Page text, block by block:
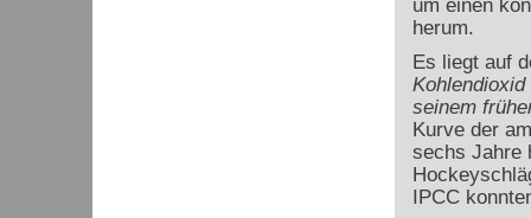
um einen
herum.
Es liegt auf
seinem
Kurve der
sechs Jahre
IPCC